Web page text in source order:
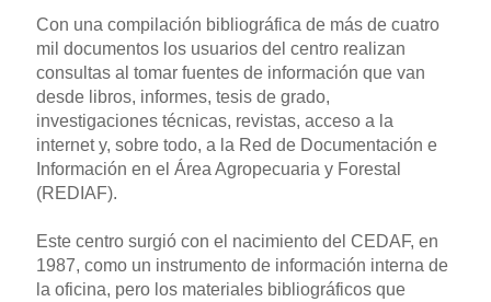
Con una compilación bibliográfica de más de cuatro
mil documentos los usuarios del centro realizan
consultas al tomar fuentes de información que van
desde libros, informes, tesis de grado,
investigaciones técnicas, revistas, acceso a la
internet y, sobre todo, a la Red de Documentación e
Información en el Área Agropecuaria y Forestal
(REDIAF).
Este centro surgió con el nacimiento del CEDAF, en
1987, como un instrumento de información interna de
la oficina, pero los materiales bibliográficos que